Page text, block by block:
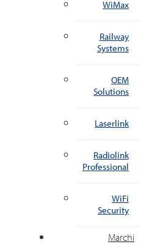
WiMax
Railway
Systems
OEM
Solutions
Laserlink
Radiolink
Professional
WiFi
Security
Marchi